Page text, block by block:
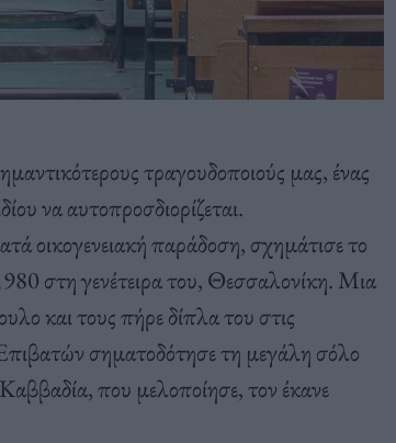
τραγουδοποιούς μας, ένας
να αυτοπροσδιορίζεται.
οικογενειακή παράδοση, σχημάτισε το
στη γενέτειρα του, Θεσσαλονίκη. Μια
και τους πήρε δίπλα του στις
σηματοδότησε τη μεγάλη σόλο
που μελοποίησε, τον έκανε